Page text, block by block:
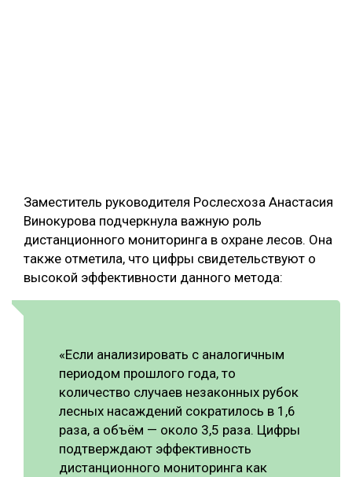
Заместитель руководителя Рослесхоза Анастасия
Винокурова подчеркнула важную роль
дистанционного мониторинга в охране лесов. Она
также отметила, что цифры свидетельствуют о
высокой эффективности данного метода:
«Если анализировать с аналогичным
периодом прошлого года, то
количество случаев незаконных рубок
лесных насаждений сократилось в 1,6
раза, а объём — около 3,5 раза. Цифры
подтверждают эффективность
дистанционного мониторинга как